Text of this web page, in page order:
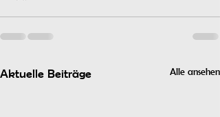
Aktuelle Beiträge Alle ansehen